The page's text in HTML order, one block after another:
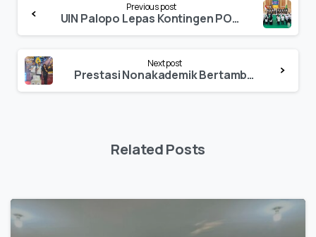
Reading
Previous post
UIN Palopo Lepas Kontingen POROS INTIM IV, Rektor Pesankan Sportivitas dan Kekompakan
Next post
Prestasi Nonakademik Bertambah, UIN Palopo Runner-up Taspen Palopo Fun Badminton Tournament 2026
Related Posts